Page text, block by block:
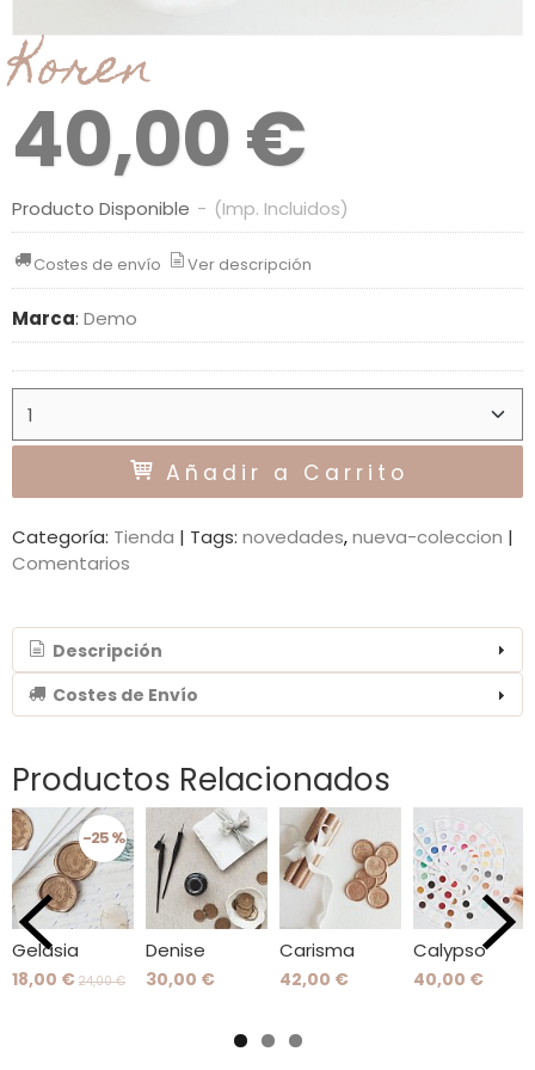
Koren
40,00 €
Producto Disponible - (Imp. Incluidos)
Costes de envío Ver descripción
Marca: Demo
Añadir a Carrito
Categoría: Tienda | Tags: novedades nueva-coleccion |
Comentarios
Descripción
Costes de Envío
Productos Relacionados
-25 %
Gelasia
18,00 € 24,00 €
Denise
30,00 €
Carisma
42,00 €
Calypso
40,00 €